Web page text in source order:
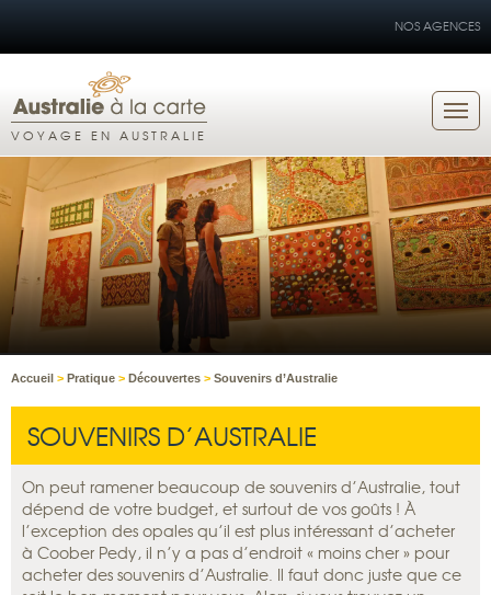
NOS AGENCES
VOYAGE EN AUSTRALIE
Accueil > Pratique > Découvertes > Souvenirs d’Australie
SOUVENIRS D’AUSTRALIE
On peut ramener beaucoup de souvenirs d’Australie, tout
dépend de votre budget, et surtout de vos goûts ! À
l’exception des opales qu’il est plus intéressant d’acheter
à Coober Pedy, il n’y a pas d’endroit « moins cher » pour
acheter des souvenirs d’Australie. Il faut donc juste que ce